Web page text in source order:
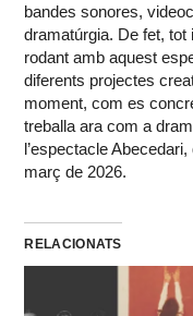
bandes sonores,
dramatúrgia. De fet, tot
rodant amb aquest
diferents projectes
moment, com es
treballa ara com a
l’espectacle
març de 2026.
RELACIONATS